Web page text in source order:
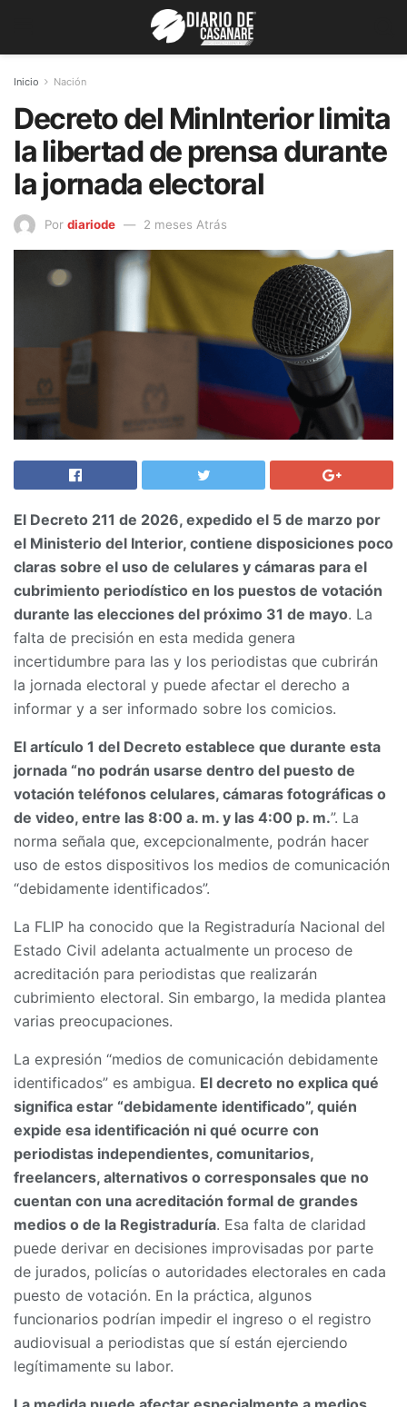
Inicio Nación
Decreto del MinInterior limita
la libertad de prensa durante
la jornada electoral
Por diariode 2 meses Atrás
El Decreto 211 de 2026, expedido el 5 de marzo por
el Ministerio del Interior, contiene disposiciones poco
claras sobre el uso de celulares y cámaras para el
cubrimiento periodístico en los puestos de votación
durante las elecciones del próximo 31 de mayo. La
falta de precisión en esta medida genera
incertidumbre para las y los periodistas que cubrirán
la jornada electoral y puede afectar el derecho a
informar y a ser informado sobre los comicios.
El artículo 1 del Decreto establece que durante esta
jornada “no podrán usarse dentro del puesto de
votación teléfonos celulares, cámaras fotográficas o
de video, entre las 8:00 a. m. y las 4:00 p. m.”. La
norma señala que, excepcionalmente, podrán hacer
uso de estos dispositivos los medios de comunicación
“debidamente identificados”.
La FLIP ha conocido que la Registraduría Nacional del
Estado Civil adelanta actualmente un proceso de
acreditación para periodistas que realizarán
cubrimiento electoral. Sin embargo, la medida plantea
varias preocupaciones.
La expresión “medios de comunicación debidamente
identificados” es ambigua. El decreto no explica qué
significa estar “debidamente identificado”, quién
expide esa identificación ni qué ocurre con
periodistas independientes, comunitarios,
freelancers, alternativos o corresponsales que no
cuentan con una acreditación formal de grandes
medios o de la Registraduría. Esa falta de claridad
puede derivar en decisiones improvisadas por parte
de jurados, policías o autoridades electorales en cada
puesto de votación. En la práctica, algunos
funcionarios podrían impedir el ingreso o el registro
audiovisual a periodistas que sí están ejerciendo
legítimamente su labor.